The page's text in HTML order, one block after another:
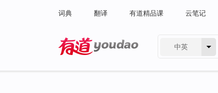
词典 翻译 有道精品课 云笔记
中英